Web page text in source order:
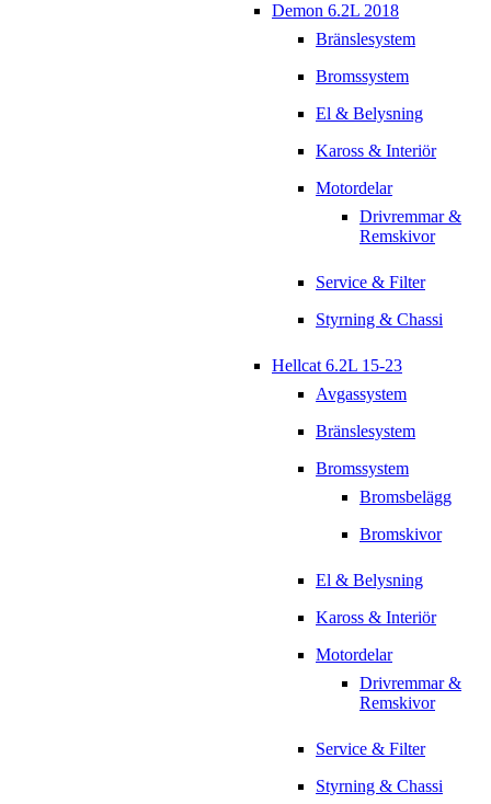
Demon 6.2L 2018
Bränslesystem
Bromssystem
El & Belysning
Kaross & Interiör
Motordelar
Drivremmar &
Remskivor
Service & Filter
Styrning & Chassi
Hellcat 6.2L 15-23
Avgassystem
Bränslesystem
Bromssystem
Bromsbelägg
Bromskivor
El & Belysning
Kaross & Interiör
Motordelar
Drivremmar &
Remskivor
Service & Filter
Styrning & Chassi